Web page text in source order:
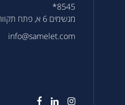
8545*
מגשימים 6 א, פתח תקווה
info@samelet.com